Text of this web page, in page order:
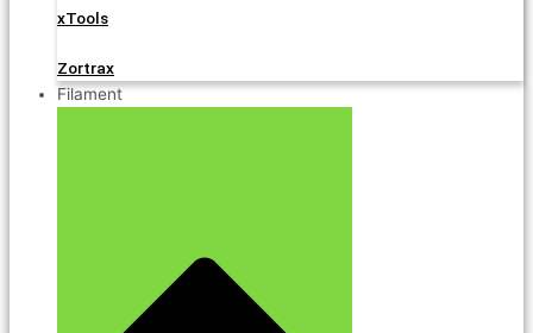
xTools
Zortrax
Filament